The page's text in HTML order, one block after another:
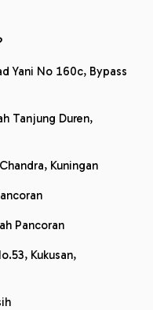
Yani No 160c, Bypass
Tanjung Duren,
Kuningan
Pancoran
Kukusan,